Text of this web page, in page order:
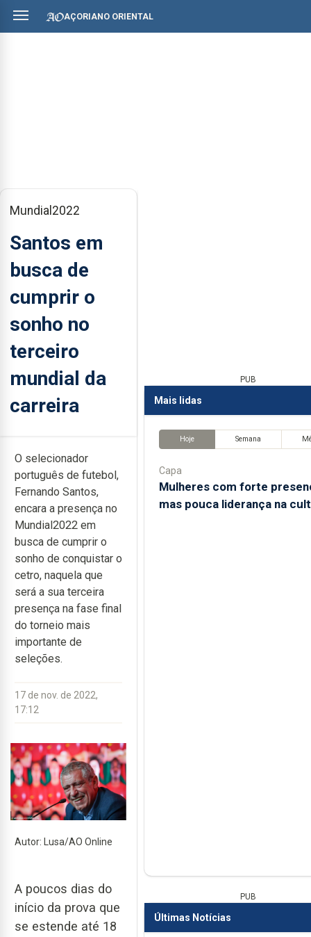
AÇORIANO ORIENTAL
Mundial2022
Santos em
busca de
cumprir o
sonho no
terceiro
mundial da
carreira
O selecionador
português de futebol,
Fernando Santos,
encara a presença no
Mundial2022 em
busca de cumprir o
sonho de conquistar o
cetro, naquela que
será a sua terceira
presença na fase final
do torneio mais
importante de
seleções.
17 de nov. de 2022,
17:12
Autor: Lusa/AO Online
A poucos dias do
início da prova que
se estende até 18
PUB
Mais lidas
Hoje Semana
Capa
Mulheres com forte
mas pouca liderança na
PUB
Últimas Notícias